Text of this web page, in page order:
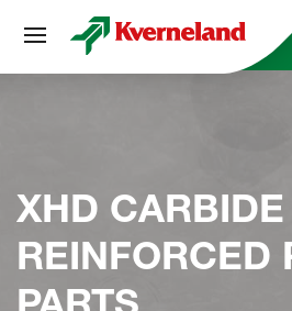
Skip
XHD CARBIDE
REINFORCED
Panneau de gestion des cookies